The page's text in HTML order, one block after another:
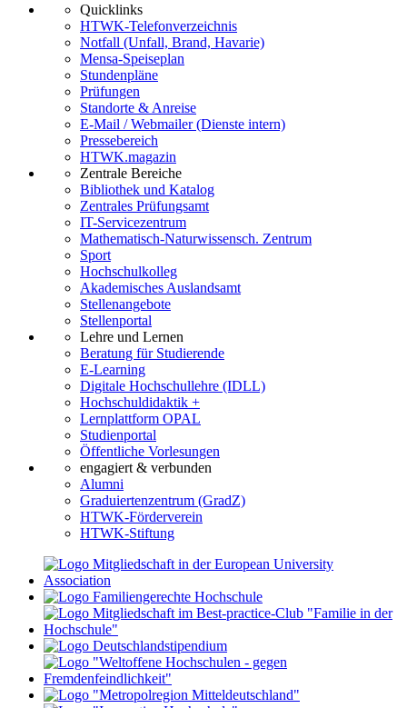
Quicklinks
HTWK-Telefonverzeichnis
Notfall (Unfall, Brand, Havarie)
Mensa-Speiseplan
Stundenpläne
Prüfungen
Standorte & Anreise
E-Mail / Webmailer (Dienste intern)
Pressebereich
HTWK.magazin
Zentrale Bereiche
Bibliothek und Katalog
Zentrales Prüfungsamt
IT-Servicezentrum
Mathematisch-Naturwissensch. Zentrum
Sport
Hochschulkolleg
Akademisches Auslandsamt
Stellenangebote
Stellenportal
Lehre und Lernen
Beratung für Studierende
E-Learning
Digitale Hochschullehre (IDLL)
Hochschuldidaktik +
Lernplattform OPAL
Studienportal
Öffentliche Vorlesungen
engagiert & verbunden
Alumni
Graduiertenzentrum (GradZ)
HTWK-Förderverein
HTWK-Stiftung